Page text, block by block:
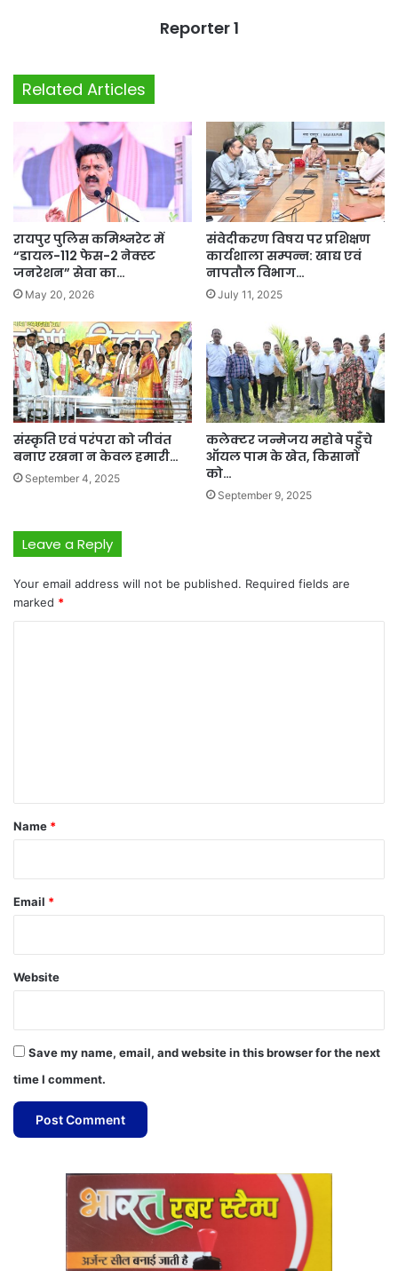
Reporter 1
Related Articles
रायपुर पुलिस कमिश्नरेट में
“डायल-112 फेस-2 नेक्स्ट
जनरेशन” सेवा का…
May 20, 2026
संवेदीकरण विषय पर प्रशिक्षण
कार्यशाला सम्पन्न: खाद्य एवं
नापतौल विभाग…
July 11, 2025
संस्कृति एवं परंपरा को जीवंत
बनाए रखना न केवल हमारी…
September 4, 2025
कलेक्टर जन्मेजय महोबे पहुँचे
ऑयल पाम के खेत, किसानों
को…
September 9, 2025
Leave a Reply
Your email address will not be published. Required fields are
marked *
*
Name *
Email *
Website
Save my name, email, and website in this browser for the next
time I comment.